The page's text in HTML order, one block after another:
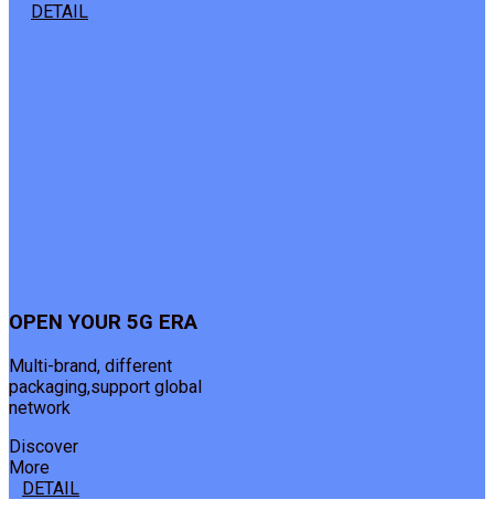
DETAIL
OPEN YOUR 5G ERA
Multi-brand, different
packaging,support global
network
Discover
More
DETAIL